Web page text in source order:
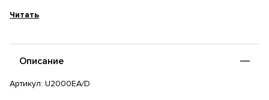
сочетанием амортизации ABZORB и вставок ABZORB SBS по
минималистичном дизайне верха. Это новый взгляд на
супинатором Stability Web
Читать
Описание
Артикул: U2000EA/D